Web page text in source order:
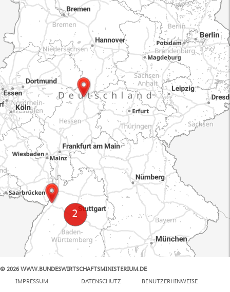
© 2026 WWW.BUNDESWIRTSCHAFTSMINISTERIUM.DE
IMPRESSUM
DATENSCHUTZ BENUTZERHINWEISE